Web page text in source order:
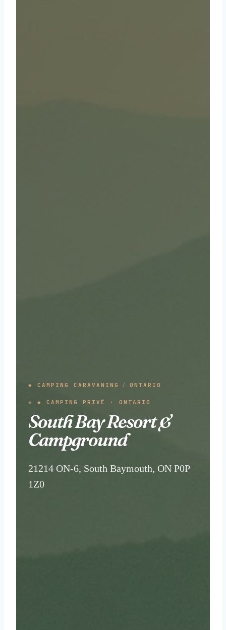
◆ CAMPING CARAVANING / ONTARIO
◆ CAMPING PRIVÉ · ONTARIO
South Bay Resort &
Campground
21214 ON-6, South Baymouth, ON P0P
1Z0